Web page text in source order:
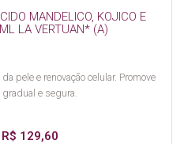
MANDELICO, KOJICO E
LA VERTUAN* (A)
pele e renovação celular. Promove
e segura.
R$ 129,60